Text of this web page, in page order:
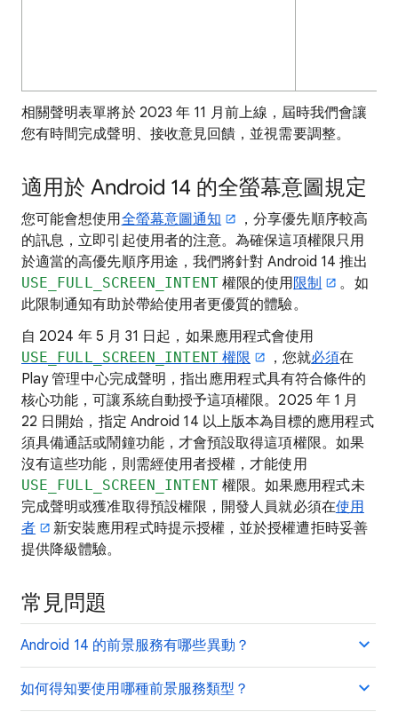
相關聲明表單將於 2023 年 11 月前上線，屆時我們會讓
您有時間完成聲明、接收意見回饋，並視需要調整。
適用於 Android 14 的全螢幕意圖規定
您可能會想使用全螢幕意圖通知
，分享優先順序較高
的訊息，立即引起使用者的注意。為確保這項權限只用
於適當的高優先順序用途，我們將針對 Android 14 推出
USE_FULL_SCREEN_INTENT權限的使用限制
。如
此限制通知有助於帶給使用者更優質的體驗。
自 2024 年 5 月 31 日起，如果應用程式會使用
USE_FULL_SCREEN_INTENT權限 ，您就必須在
Play 管理中心完成聲明，指出應用程式具有符合條件的
核心功能，可讓系統自動授予這項權限。2025 年 1 月
22 日開始，指定 Android 14 以上版本為目標的應用程式
須具備通話或鬧鐘功能，才會預設取得這項權限。如果
沒有這些功能，則需經使用者授權，才能使用
USE_FULL_SCREEN_INTENT權限。如果應用程式未
完成聲明或獲准取得預設權限，開發人員就必須在使用
者
新安裝應用程式時提示授權，並於授權遭拒時妥善
提供降級體驗。
常見問題
Android 14 的前景服務有哪些異動？
如何得知要使用哪種前景服務類型？